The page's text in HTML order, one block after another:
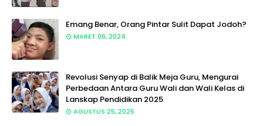
Emang Benar, Orang Pintar Sulit Dapat Jodoh?
MARET 06, 2024
Revolusi Senyap di Balik Meja Guru, Mengurai
Perbedaan Antara Guru Wali dan Wali Kelas di
Lanskap Pendidikan 2025
AGUSTUS 25, 2025